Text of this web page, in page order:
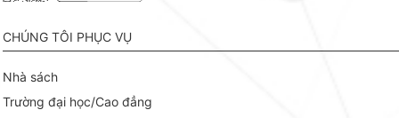
CHÚNG TÔI PHỤC VỤ
Nhà sách
Trường đại học/Cao đẳng